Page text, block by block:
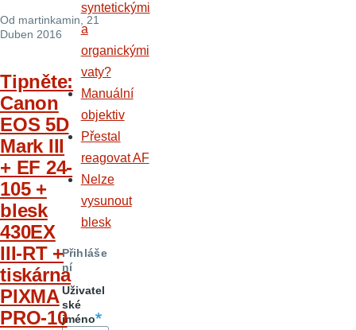
Od martinkamin , 21
Duben 2016
Tipněte:
Canon
EOS 5D
Mark III
+ EF 24-
105 +
blesk
430EX
III-RT +
tiskárna
PIXMA
PRO-10
syntetickými
a
organickými
vaty?
Manuální
objektiv
Přestal
reagovat AF
Nelze
vysunout
blesk
Přihláše
ní
Uživatel
ské
jméno